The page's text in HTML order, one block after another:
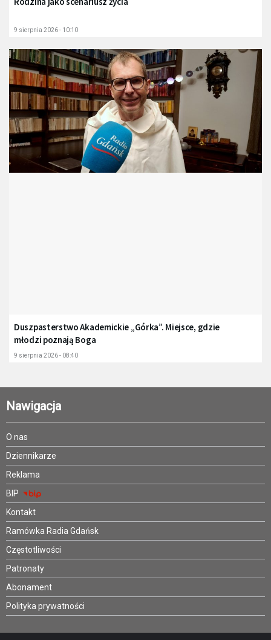
9 sierpnia 2026 - 10:10
Duszpasterstwo Akademickie „Górka”. Miejsce, gdzie
młodzi poznają Boga
9 sierpnia 2026 - 08:40
Nawigacja
O nas
Dziennikarze
Reklama
BIP
Kontakt
Ramówka Radia Gdańsk
Częstotliwości
Patronaty
Abonament
Polityka prywatności